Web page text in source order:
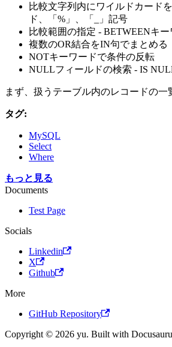
比較文字列内にワイルドカード
ド、「%」、「_」記号
比較範囲の指定 - BETWEENキー
複数のOR結合をIN句でまとめる
NOTキーワードで条件の反転
NULLフィールドの検索 - IS
まず、扱うテーブル内のレコードの一
タグ:
MySQL
Select
Where
もっと見る
Documents
Test Page
Socials
Linkedin
X
Github
More
GitHub Repository
Copyright © 2026 yu. Built with